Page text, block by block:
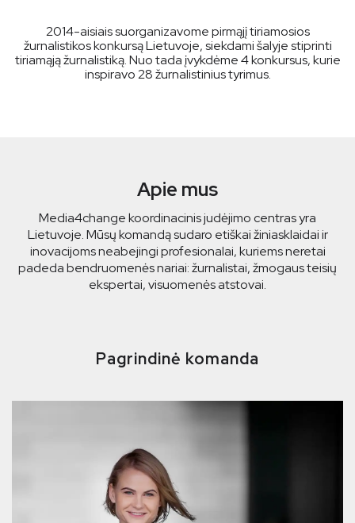
2014-aisiais suorganizavome pirmąjį tiriamosios
žurnalistikos konkursą Lietuvoje, siekdami šalyje stiprinti
tiriamąją žurnalistiką. Nuo tada įvykdėme 4 konkursus, kurie
inspiravo 28 žurnalistinius tyrimus.
Apie mus
Media4change koordinacinis judėjimo centras yra
Lietuvoje. Mūsų komandą sudaro etiškai žiniasklaidai ir
inovacijoms neabejingi profesionalai, kuriems neretai
padeda bendruomenės nariai: žurnalistai, žmogaus teisių
ekspertai, visuomenės atstovai.
Pagrindinė komanda